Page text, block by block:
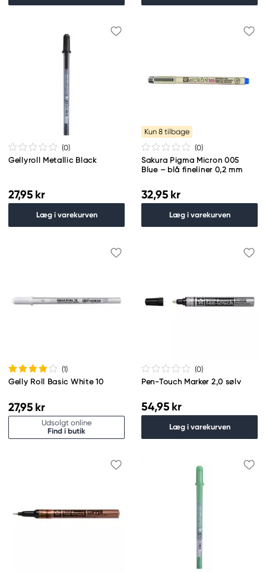
(0)
Gellyroll Metallic Black
27,95 kr
Læg i varekurven
Kun 8 tilbage
(0)
Sakura Pigma Micron 005
Blue – blå fineliner 0,2 mm
32,95 kr
Læg i varekurven
(1)
Gelly Roll Basic White 10
27,95 kr
Udsolgt online
Find i butik
(0)
Pen-Touch Marker 2,0 sølv
54,95 kr
Læg i varekurven